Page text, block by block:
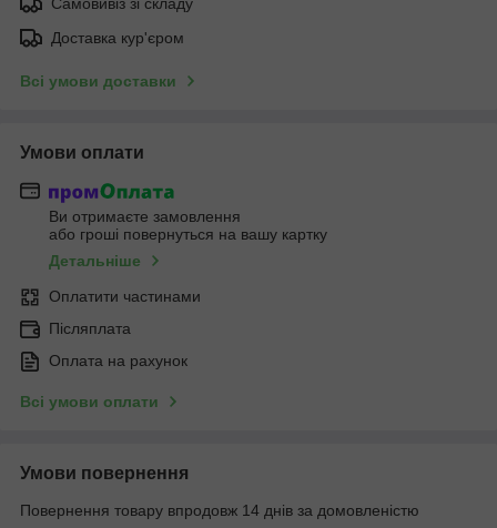
Доставка кур'єром
Всі умови доставки
Умови оплати
Ви отримаєте замовлення
або гроші повернуться на вашу картку
Детальніше
Оплатити частинами
Післяплата
Оплата на рахунок
Всі умови оплати
Умови повернення
Повернення товару впродовж 14 днів за домовленістю